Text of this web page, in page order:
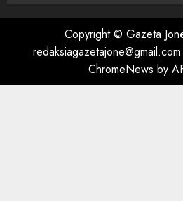
Palasë,
ngjarjen
AUGUST 5, 2026
Copyright © Gazeta
ChromeNews by